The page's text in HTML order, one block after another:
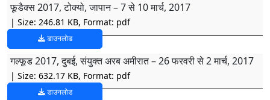
फूडैक्स 2017, टोक्यो, जापान – 7 से 10 मार्च, 2017
| Size: 246.81 KB, Format: pdf
डाउनलोड
गल्फूड 2017, दुबई, संयुक्त अरब अमीरात – 26 फरवरी से 2 मार्च, 2017
| Size: 632.17 KB, Format: pdf
डाउनलोड